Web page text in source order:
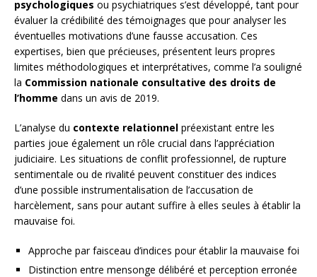
psychologiques ou psychiatriques s’est développé, tant pour
évaluer la crédibilité des témoignages que pour analyser les
éventuelles motivations d’une fausse accusation. Ces
expertises, bien que précieuses, présentent leurs propres
limites méthodologiques et interprétatives, comme l’a souligné
la Commission nationale consultative des droits de
l’homme dans un avis de 2019.
L’analyse du contexte relationnel préexistant entre les
parties joue également un rôle crucial dans l’appréciation
judiciaire. Les situations de conflit professionnel, de rupture
sentimentale ou de rivalité peuvent constituer des indices
d’une possible instrumentalisation de l’accusation de
harcèlement, sans pour autant suffire à elles seules à établir la
mauvaise foi.
Approche par faisceau d’indices pour établir la mauvaise foi
Distinction entre mensonge délibéré et perception erronée